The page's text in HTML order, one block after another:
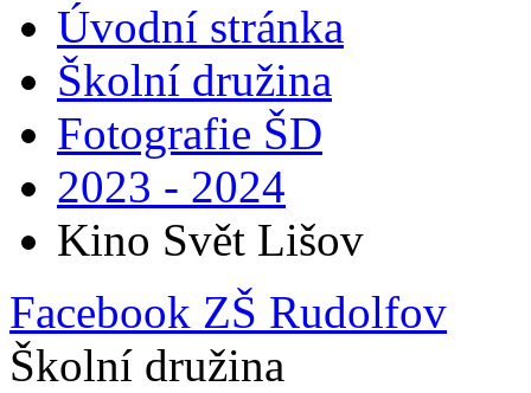
Úvodní stránka
Školní družina
Fotografie ŠD
2023 - 2024
Kino Svět Lišov
Facebook ZŠ Rudolfov
Školní družina